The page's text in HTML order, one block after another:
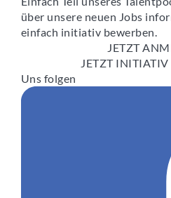
über unsere neuen Jobs
einfach initiativ bewerben.
JETZT
JETZT INITIATIV
Uns folgen